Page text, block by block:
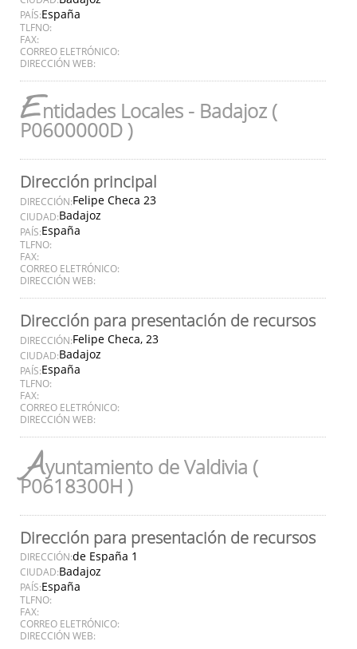
PAÍS:España
TLFNO:
FAX:
CORREO ELETRÓNICO:
DIRECCIÓN WEB:
Entidades Locales - Badajoz (
P0600000D )
Dirección principal
DIRECCIÓN:Felipe Checa 23
CIUDAD:Badajoz
PAÍS:España
TLFNO:
FAX:
CORREO ELETRÓNICO:
DIRECCIÓN WEB:
Dirección para presentación de recursos
DIRECCIÓN:Felipe Checa, 23
CIUDAD:Badajoz
PAÍS:España
TLFNO:
FAX:
CORREO ELETRÓNICO:
DIRECCIÓN WEB:
Ayuntamiento de Valdivia (
P0618300H )
Dirección para presentación de recursos
DIRECCIÓN:de España 1
CIUDAD:Badajoz
PAÍS:España
TLFNO:
FAX:
CORREO ELETRÓNICO:
DIRECCIÓN WEB: